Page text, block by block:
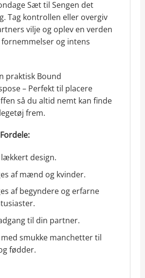
Sæt til Sengen det
Tag kontrollen eller overgiv
vilje og oplev en verden
fornemmelser og intens
praktisk Bound
– Perfekt til placere
så du altid nemt kan finde
frem.
design.
af mænd og kvinder.
af begyndere og erfarne
til din partner.
smukke manchetter til
fødder.